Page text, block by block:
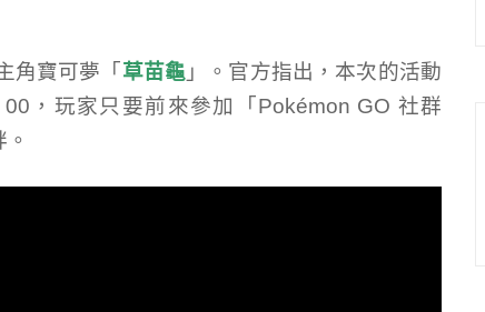
角寶可夢「 草苗龜 」。官方指出，本次的活動
，玩家只要前來參加「Pokémon GO 社群